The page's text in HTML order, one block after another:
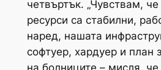
четвъртък. „Чувствам,
ресурси са стабилни,
наред, нашата
софтуер, хардуер и план